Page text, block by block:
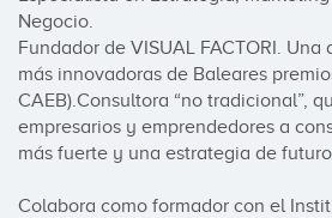
Negocio.
Fundador de VISUAL FACTORI. Una
más innovadoras de Baleares
CAEB).Consultora “no tradicional”,
empresarios y emprendedores a
más fuerte y una estrategia de
Colabora como formador con el